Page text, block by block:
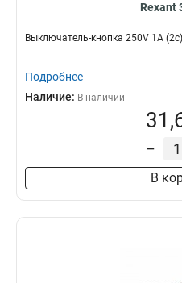
Rexant
Выключатель-кнопка 250V 1А
Подробнее
Наличие: В наличии
–
В